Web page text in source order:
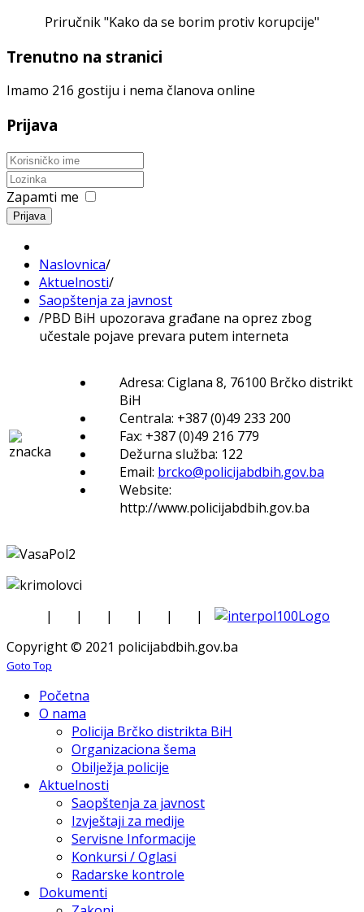
Priručnik "Kako da se borim protiv korupcije"
Trenutno na stranici
Imamo 216 gostiju i nema članova online
Prijava
Zapamti me
Prijava
Naslovnica/
Aktuelnosti/
Saopštenja za javnost
/PBD BiH upozorava građane na oprez zbog
učestale pojave prevara putem interneta
Adresa: Ciglana 8, 76100 Brčko distrikt
BiH
Centrala: +387 (0)49 233 200
Fax: +387 (0)49 216 779
Dežurna služba: 122
Email: brcko@policijabdbih.gov.ba
Website:
http://www.policijabdbih.gov.ba
| | | | |
|
Copyright © 2021 policijabdbih.gov.ba
Goto Top
Početna
O nama
Policija Brčko distrikta BiH
Organizaciona šema
Obilježja policije
Aktuelnosti
Saopštenja za javnost
Izvještaji za medije
Servisne Informacije
Konkursi / Oglasi
Radarske kontrole
Dokumenti